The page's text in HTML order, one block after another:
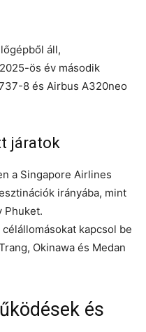
áll,
ös év második
8 és Airbus A320neo
járatok
a Singapore Airlines
irányába, mint
Phuket.
kapcsol be
Okinawa és Medan
és